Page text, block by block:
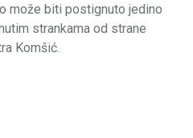
može biti postignuto jedino
strankama od strane
Komšić.